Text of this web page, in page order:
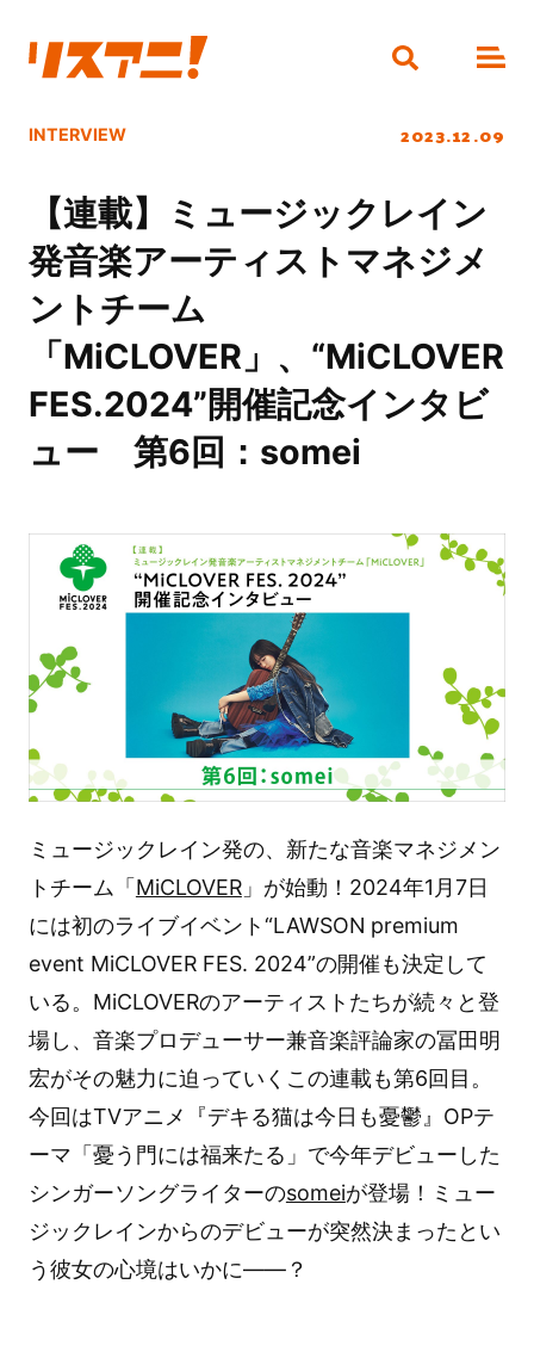
INTERVIEW 2023.12.09
【連載】ミュージックレイン
発音楽アーティストマネジメ
ントチーム
「MiCLOVER」、“MiCLOVER
FES.2024”開催記念インタビ
ュー 第6回：somei
ミュージックレイン発の、新たな音楽マネジメン
トチーム「 MiCLOVER」が始動！2024年1月7日
には初のライブイベント“LAWSON premium
event MiCLOVER FES. 2024”の開催も決定して
いる。MiCLOVERのアーティストたちが続々と登
場し、音楽プロデューサー兼音楽評論家の冨田明
宏がその魅力に迫っていくこの連載も第6回目。
今回はTVアニメ『デキる猫は今日も憂鬱』OPテ
ーマ「憂う門には福来たる」で今年デビューした
シンガーソングライターのsomeiが登場！ミュー
ジックレインからのデビューが突然決まったとい
う彼女の心境はいかに――？